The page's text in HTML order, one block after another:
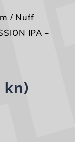
/ Nuff
IPA –
kn)